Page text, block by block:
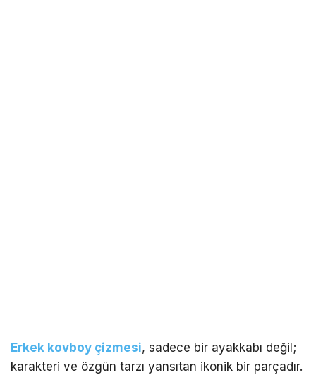
Erkek kovboy çizmesi, sadece bir ayakkabı değil;
karakteri ve özgün tarzı yansıtan ikonik bir parçadır.